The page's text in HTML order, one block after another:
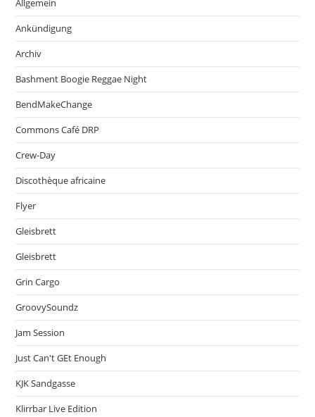
Allgemein
Ankündigung
Archiv
Bashment Boogie Reggae Night
BendMakeChange
Commons Café DRP
Crew-Day
Discothèque africaine
Flyer
Gleisbrett
Gleisbrett
Grin Cargo
GroovySoundz
Jam Session
Just Can't GEt Enough
KJK Sandgasse
Klirrbar Live Edition